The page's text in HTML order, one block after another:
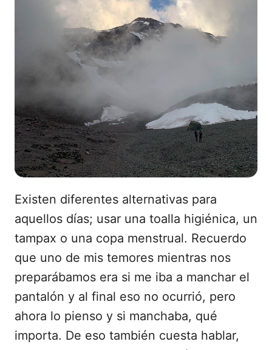
Existen diferentes alternativas para
aquellos días; usar una toalla higiénica, un
tampax o una copa menstrual. Recuerdo
que uno de mis temores mientras nos
preparábamos era si me iba a manchar el
pantalón y al final eso no ocurrió, pero
ahora lo pienso y si manchaba, qué
importa. De eso también cuesta hablar,